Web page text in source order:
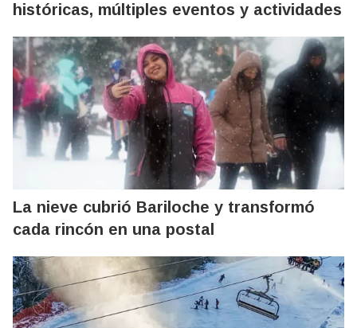
históricas, múltiples eventos y actividades
La nieve cubrió Bariloche y transformó
cada rincón en una postal